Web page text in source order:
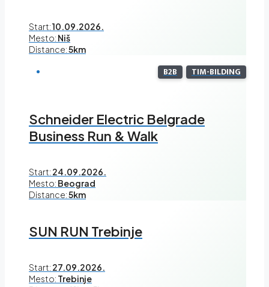
Start:10.09.2026.
Mesto: Niš
Distance:5km
B2B TIM-BILDING
Schneider Electric Belgrade
Business Run & Walk
Start: 24.09.2026.
Mesto: Beograd
Distance:5km
SUN RUN Trebinje
Start: 27.09.2026.
Mesto: Trebinje